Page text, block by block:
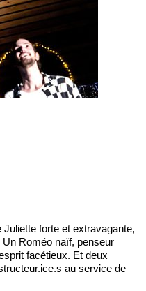
forte et extravagante,
Roméo naïf, penseur
facétieux. Et deux
au service de